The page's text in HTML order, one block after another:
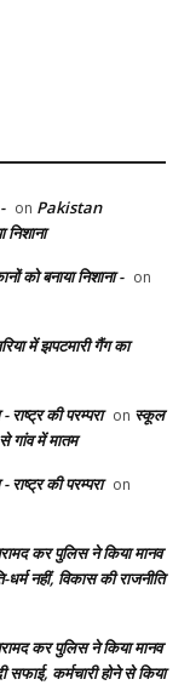
on Pakistan
बनाया निशाना - on
में झपटमारी गैंग का
की परम्परा on स्कूल
गांव में मातम
की परम्परा on
कर पुलिस ने किया मानव
नहीं, विकास की राजनीति
कर पुलिस ने किया मानव
कर्मचारी होने से किया